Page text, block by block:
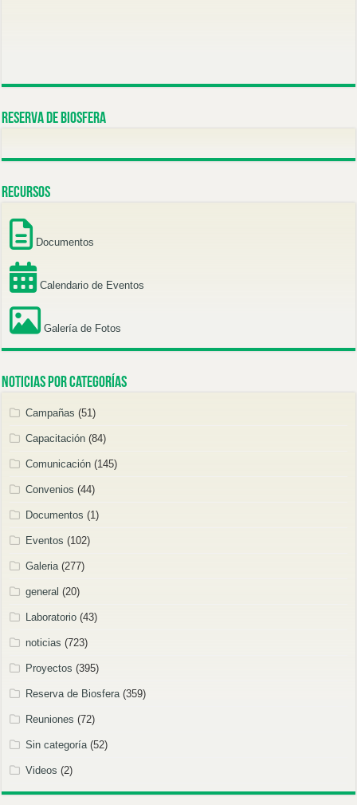
Reserva de Biosfera
Recursos
Documentos
Calendario de Eventos
Galería de Fotos
Noticias por categorías
Campañas (51)
Capacitación (84)
Comunicación (145)
Convenios (44)
Documentos (1)
Eventos (102)
Galeria (277)
general (20)
Laboratorio (43)
noticias (723)
Proyectos (395)
Reserva de Biosfera (359)
Reuniones (72)
Sin categoría (52)
Videos (2)